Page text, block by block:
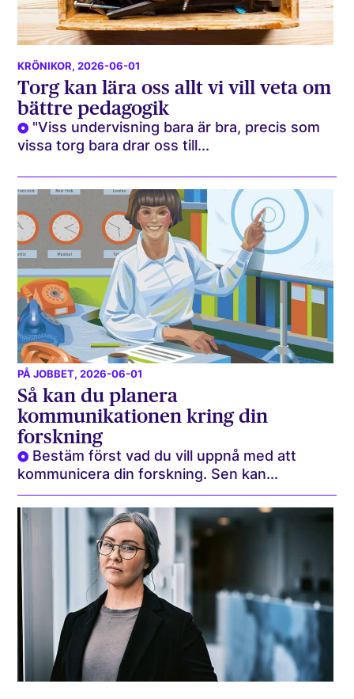
KRÖNIKOR, 2026-06-01
Torg kan lära oss allt vi vill veta om
bättre pedagogik
"Viss undervisning bara är bra, precis som
vissa torg bara drar oss till...
PÅ JOBBET, 2026-06-01
Så kan du planera
kommunikationen kring din
forskning
Bestäm först vad du vill uppnå med att
kommunicera din forskning. Sen kan...